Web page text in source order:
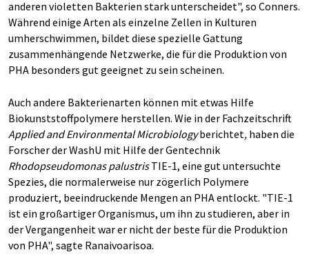
anderen violetten Bakterien stark unterscheidet", so Conners.
Während einige Arten als einzelne Zellen in Kulturen
umherschwimmen, bildet diese spezielle Gattung
zusammenhängende Netzwerke, die für die Produktion von
PHA besonders gut geeignet zu sein scheinen.
Auch andere Bakterienarten können mit etwas Hilfe
Biokunststoffpolymere herstellen. Wie in der Fachzeitschrift
Applied and Environmental Microbiologyberichtet, haben die
Forscher der WashU mit Hilfe der Gentechnik
Rhodopseudomonas palustrisTIE-1, eine gut untersuchte
Spezies, die normalerweise nur zögerlich Polymere
produziert, beeindruckende Mengen an PHA entlockt. "TIE-1
ist ein großartiger Organismus, um ihn zu studieren, aber in
der Vergangenheit war er nicht der beste für die Produktion
von PHA", sagte Ranaivoarisoa.